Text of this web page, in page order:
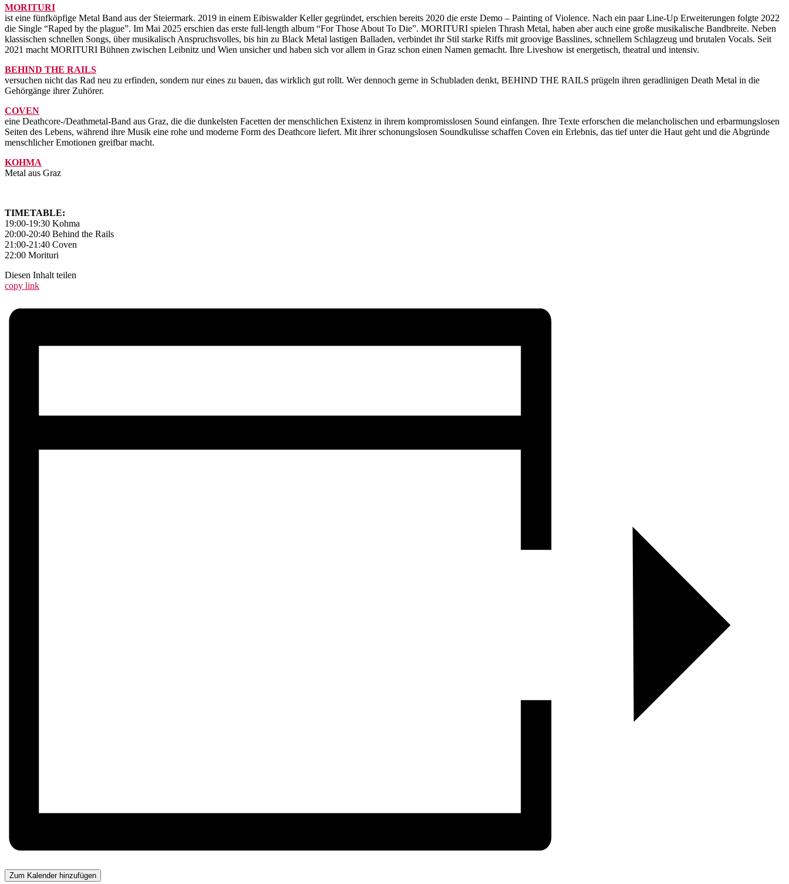
MORITURI
ist eine fünfköpfige Metal Band aus der Steiermark. 2019 in einem Eibiswalder Keller gegründet, erschien bereits 2020 die erste Demo – Painting of Violence. Nach ein paar Line-Up Erweiterungen folgte 2022
die Single “Raped by the plague”. Im Mai 2025 erschien das erste full-length album “For Those About To Die”. MORITURI spielen Thrash Metal, haben aber auch eine große musikalische Bandbreite. Neben
klassischen schnellen Songs, über musikalisch Anspruchsvolles, bis hin zu Black Metal lastigen Balladen, verbindet ihr Stil starke Riffs mit groovige Basslines, schnellem Schlagzeug und brutalen Vocals. Seit
2021 macht MORITURI Bühnen zwischen Leibnitz und Wien unsicher und haben sich vor allem in Graz schon einen Namen gemacht. Ihre Liveshow ist energetisch, theatral und intensiv.
BEHIND THE RAILS
versuchen nicht das Rad neu zu erfinden, sondern nur eines zu bauen, das wirklich gut rollt. Wer dennoch gerne in Schubladen denkt, BEHIND THE RAILS prügeln ihren geradlinigen Death Metal in die
Gehörgänge ihrer Zuhörer.
COVEN
eine Deathcore-/Deathmetal-Band aus Graz, die die dunkelsten Facetten der menschlichen Existenz in ihrem kompromisslosen Sound einfangen. Ihre Texte erforschen die melancholischen und erbarmungslosen
Seiten des Lebens, während ihre Musik eine rohe und moderne Form des Deathcore liefert. Mit ihrer schonungslosen Soundkulisse schaffen Coven ein Erlebnis, das tief unter die Haut geht und die Abgründe
menschlicher Emotionen greifbar macht.
KOHMA
Metal aus Graz
TIMETABLE:
19:00-19:30 Kohma
20:00-20:40 Behind the Rails
21:00-21:40 Coven
22:00 Morituri
Diesen Inhalt teilen
copy link
Zum Kalender hinzufügen